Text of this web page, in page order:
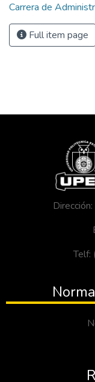
Carrera de
Full item page